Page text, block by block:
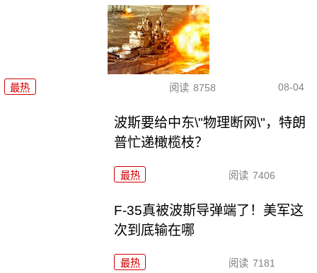
最热 阅读 8758 08-04
波斯要给中东\"物理断网\"，特朗
普忙递橄榄枝？
最热 阅读 7406
F-35真被波斯导弹端了！美军这
次到底输在哪
最热 阅读 7181